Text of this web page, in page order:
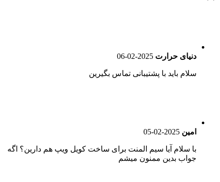
دنیای حرارت 2025-02-06
سلام باید با پشتیبانی تماس بگیرین
امین 2025-02-05
با سلام آیا سیم المنت برای ساخت کویل ویپ هم دارین؟ اگه
جواب بدین ممنون میشم